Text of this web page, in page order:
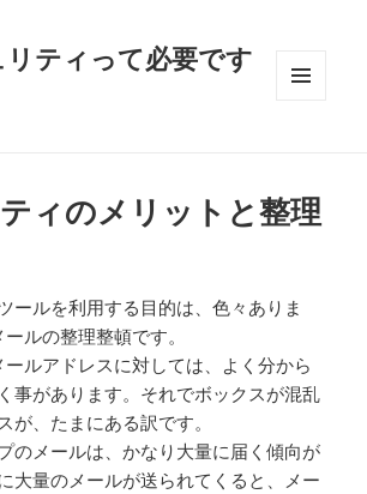
ティって必要です
ィのメリットと整理
ールを利用する目的は、色々ありま
ルの整理整頓です。
ルアドレスに対しては、よく分から
事があります。それでボックスが混乱
が、たまにある訳です。
のメールは、かなり大量に届く傾向が
大量のメールが送られてくると、メー